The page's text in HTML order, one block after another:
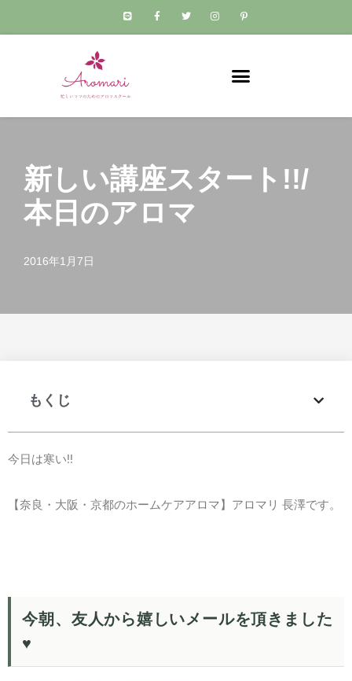
ツ
新しい講座スタート!!/
本日のアロマ
2016年1月7日
もくじ
今日は寒い!!
【奈良・大阪・京都のホームケアアロマ】アロマリ 長澤です。
今朝、友人から嬉しいメールを頂きました
♥